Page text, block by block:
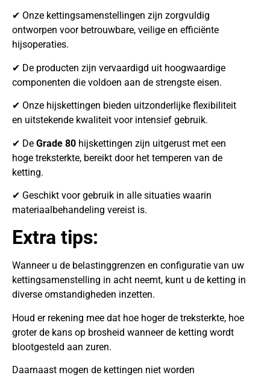
✔ Onze kettingsamenstellingen zijn zorgvuldig
ontworpen voor betrouwbare, veilige en efficiënte
hijsoperaties.
✔ De producten zijn vervaardigd uit hoogwaardige
componenten die voldoen aan de strengste eisen.
✔ Onze hijskettingen bieden uitzonderlijke flexibiliteit
en uitstekende kwaliteit voor intensief gebruik.
✔ De Grade 80 hijskettingen zijn uitgerust met een
hoge treksterkte, bereikt door het temperen van de
ketting.
✔ Geschikt voor gebruik in alle situaties waarin
materiaalbehandeling vereist is.
Extra tips:
Wanneer u de belastinggrenzen en configuratie van uw
kettingsamenstelling in acht neemt, kunt u de ketting in
diverse omstandigheden inzetten.
Houd er rekening mee dat hoe hoger de treksterkte, hoe
groter de kans op brosheid wanneer de ketting wordt
blootgesteld aan zuren.
Daarnaast mogen de kettingen niet worden